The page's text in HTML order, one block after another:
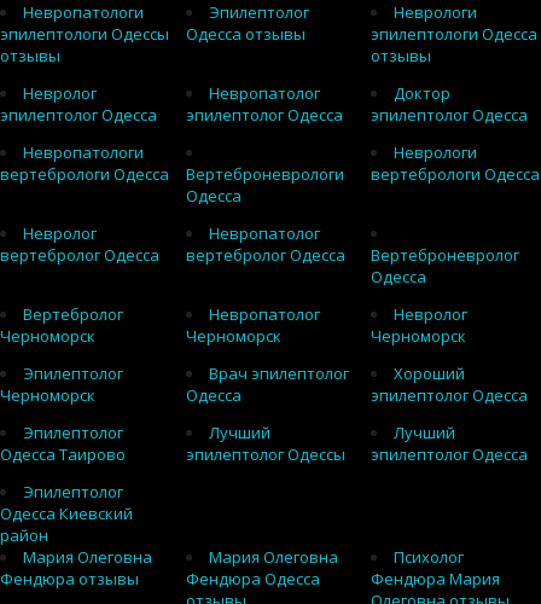
Невропатологи
эпилептологи Одессы
отзывы
Эпилептолог
Одесса отзывы
Неврологи
эпилептологи Одесса
отзывы
Невролог
эпилептолог Одесса
Невропатолог
эпилептолог Одесса
Доктор
эпилептолог Одесса
Невропатологи
вертебрологи Одесса
Вертеброневрологи
Одесса
Неврологи
вертебрологи Одесса
Невролог
вертебролог Одесса
Невропатолог
вертебролог Одесса
Вертеброневролог
Одесса
Вертебролог
Черноморск
Невропатолог
Черноморск
Невролог
Черноморск
Эпилептолог
Черноморск
Врач эпилептолог
Одесса
Хороший
эпилептолог Одесса
Эпилептолог
Одесса Таирово
Лучший
эпилептолог Одессы
Лучший
эпилептолог Одесса
Эпилептолог
Одесса Киевский
район
Мария Олеговна
Фендюра отзывы
Мария Олеговна
Фендюра Одесса
Психолог
Фендюра Мария